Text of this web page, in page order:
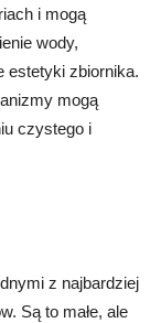
i mogą
wody,
estetyki zbiornika.
mogą
czystego i
z najbardziej
Są to małe, ale